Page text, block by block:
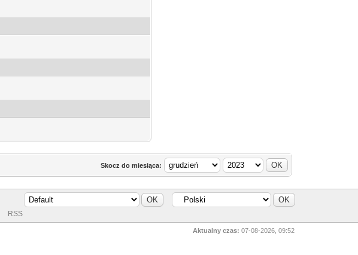
Skocz do miesiąca:
RSS
Aktualny czas: 07-08-2026, 09:52